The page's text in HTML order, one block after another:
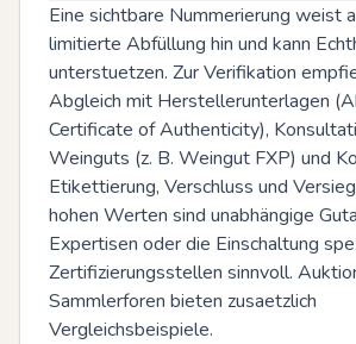
Eine sichtbare Nummerierung weist
limitierte Abfüllung hin und kann
unterstuetzen. Zur Verifikation
Abgleich mit Herstellerunterlagen
Certificate of Authenticity),
Weinguts (z. B. Weingut FXP) und
Etikettierung, Verschluss und
hohen Werten sind unabhängige
Expertisen oder die Einschaltung
Zertifizierungsstellen sinnvoll.
Sammlerforen bieten zusaetzlich
Vergleichsbeispiele.